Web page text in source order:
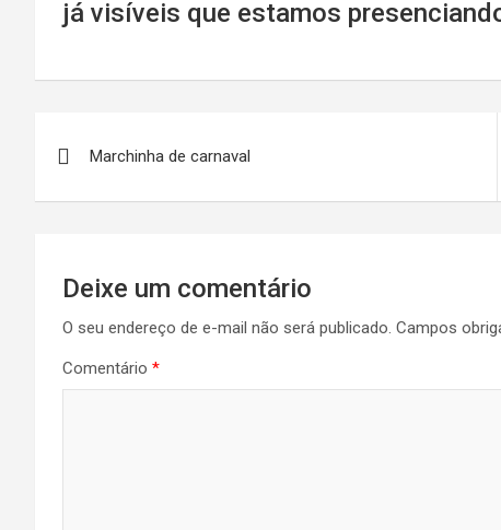
já visíveis que estamos
de
Marchinha de carnaval
Deixe um comentário
O seu endereço de e-mail não será publicado. Campos
Comentário *